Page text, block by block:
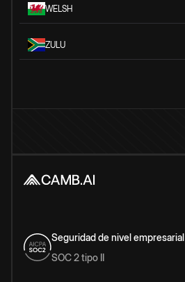
WELSH
ZULU
Seguridad de nivel empresarial
SOC 2 tipo II